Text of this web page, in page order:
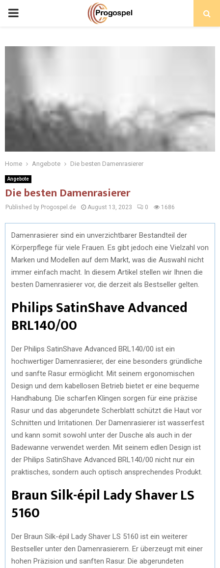
PRIMARY
Home Angebote Die besten Damenrasierer
Angebote
Die besten Damenrasierer
Published by Progospel.de August 13, 2023 0 1686
Damenrasierer sind ein unverzichtbarer Bestandteil der
Körperpflege für viele Frauen. Es gibt jedoch eine Vielzahl von
Marken und Modellen auf dem Markt, was die Auswahl nicht
immer einfach macht. In diesem Artikel stellen wir Ihnen die
besten Damenrasierer vor, die derzeit als Bestseller gelten.
Philips SatinShave Advanced
BRL140/00
Der Philips SatinShave Advanced BRL140/00 ist ein
hochwertiger Damenrasierer, der eine besonders gründliche
und sanfte Rasur ermöglicht. Mit seinem ergonomischen
Design und dem kabellosen Betrieb bietet er eine bequeme
Handhabung. Die scharfen Klingen sorgen für eine präzise
Rasur und das abgerundete Scherblatt schützt die Haut vor
Schnitten und Irritationen. Der Damenrasierer ist wasserfest
und kann somit sowohl unter der Dusche als auch in der
Badewanne verwendet werden. Mit seinem edlen Design ist
der Philips SatinShave Advanced BRL140/00 nicht nur ein
praktisches, sondern auch optisch ansprechendes Produkt.
Braun Silk-épil Lady Shaver LS
5160
Der Braun Silk-épil Lady Shaver LS 5160 ist ein weiterer
Bestseller unter den Damenrasierern. Er überzeugt mit einer
hohen Präzision und sanften Rasur. Die abgerundeten